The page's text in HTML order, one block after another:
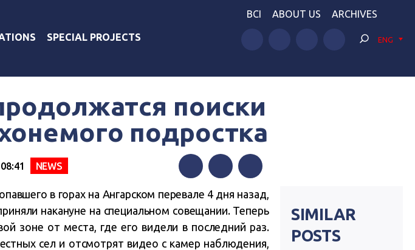
SPECIAL PROJECTS
BCI ABOUT US ARCHIVES
ENG
поиски
подростка
NEWS
FacebookTwitterTelegram
в горах на Ангарском перевале 4 дня назад,
накануне на специальном совещании. Теперь
зоне от места, где его видели в последний раз.
сел и отсмотрят видео с камер наблюдения,
SIMILAR
POSTS